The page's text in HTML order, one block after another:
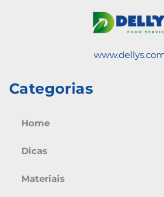
Categorias
Home
Dicas
Materiais